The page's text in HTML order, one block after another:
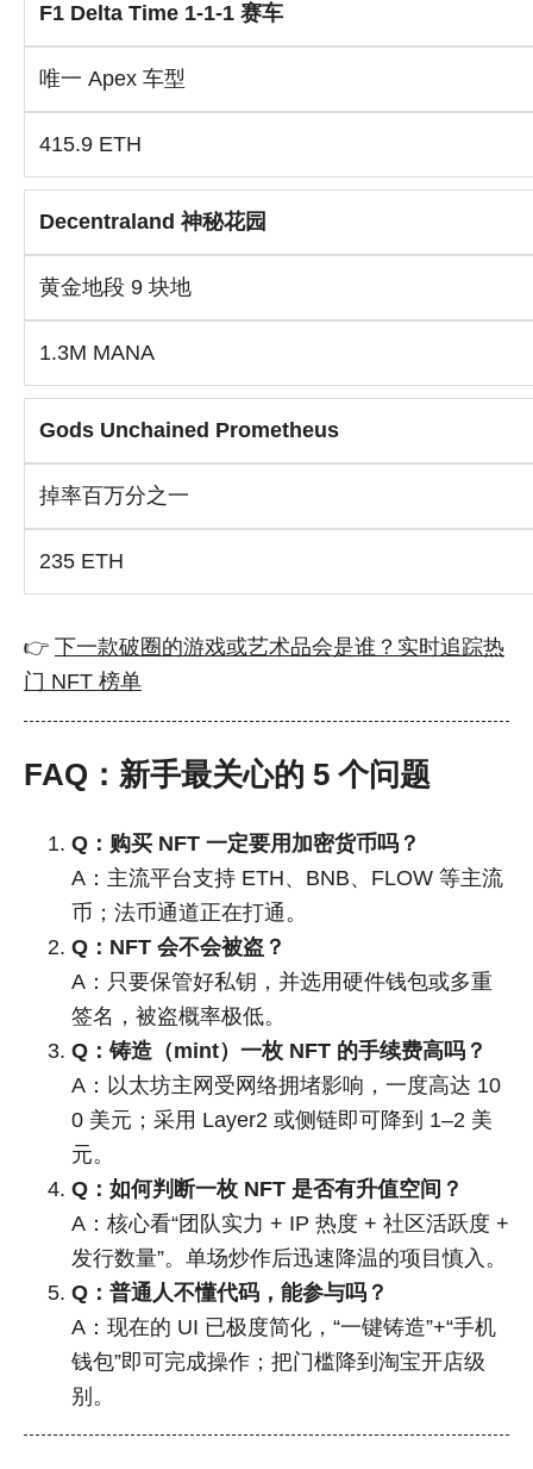
F1 Delta Time 1-1-1 赛车
唯一 Apex 车型
415.9 ETH
Decentraland 神秘花园
黄金地段 9 块地
1.3M MANA
Gods Unchained Prometheus
掉率百万分之一
235 ETH
👉 下一款破圈的游戏或艺术品会是谁？实时追踪热
门 NFT 榜单
FAQ：新手最关心的 5 个问题
Q：购买 NFT 一定要用加密货币吗？
A：主流平台支持 ETH、BNB、FLOW 等主流
币；法币通道正在打通。
Q：NFT 会不会被盗？
A：只要保管好私钥，并选用硬件钱包或多重
签名，被盗概率极低。
Q：铸造（mint）一枚 NFT 的手续费高吗？
A：以太坊主网受网络拥堵影响，一度高达 10
0 美元；采用 Layer2 或侧链即可降到 1–2 美
元。
Q：如何判断一枚 NFT 是否有升值空间？
A：核心看“团队实力 + IP 热度 + 社区活跃度 +
发行数量”。单场炒作后迅速降温的项目慎入。
Q：普通人不懂代码，能参与吗？
A：现在的 UI 已极度简化，“一键铸造”+“手机
钱包”即可完成操作；把门槛降到淘宝开店级
别。